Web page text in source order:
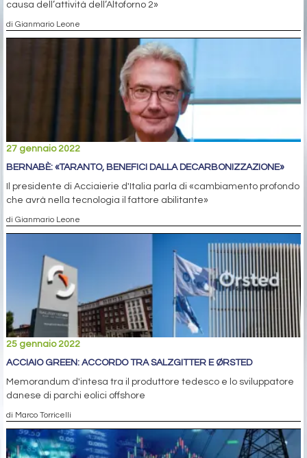
causa dell’attività dell’Altoforno 2»
di Gianmario Leone
27 gennaio 2022
BERNABÈ: «TARANTO, BENEFICI DALLA DECARBONIZZAZIONE»
Il presidente di Acciaierie d'Italia parla di «cambiamento profondo
che avrà nella tecnologia il fattore abilitante»
di Gianmario Leone
25 gennaio 2022
ACCIAIO GREEN: ACCORDO TRA SALZGITTER E ØRSTED
Memorandum d'intesa tra il produttore tedesco e lo sviluppatore
danese di parchi eolici offshore
di Marco Torricelli